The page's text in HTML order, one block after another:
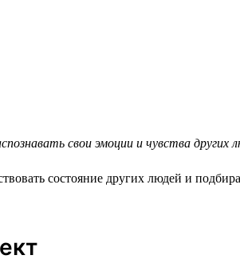
свои эмоции и чувства других
состояние других людей и